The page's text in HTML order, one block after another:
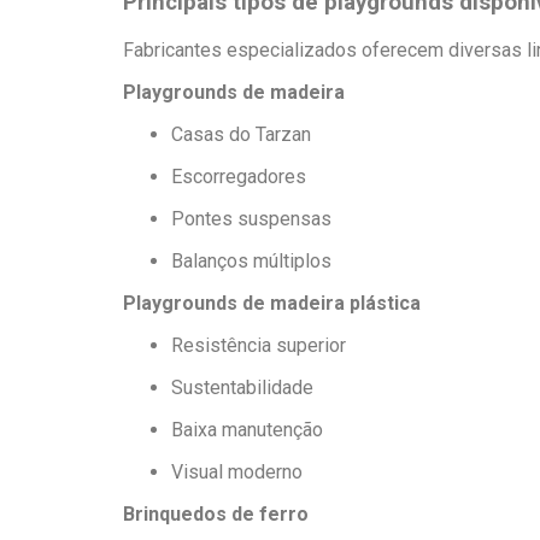
Fabricantes especializados oferecem diversas
Playgrounds de madeira
Casas do Tarzan
Escorregadores
Pontes suspensas
Balanços múltiplos
Playgrounds de madeira plástica
Resistência superior
Sustentabilidade
Baixa manutenção
Visual moderno
Brinquedos de ferro